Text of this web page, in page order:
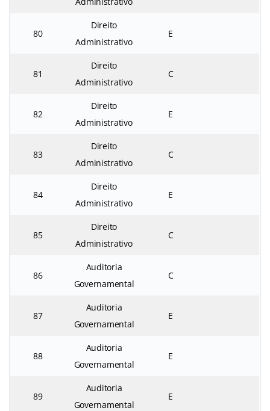
80
Direito
Administrativo
E
81
Direito
Administrativo
C
82
Direito
Administrativo
E
83
Direito
Administrativo
C
84
Direito
Administrativo
E
85
Direito
Administrativo
C
86
Auditoria
Governamental
C
87
Auditoria
Governamental
E
88
Auditoria
Governamental
E
89
Auditoria
Governamental
E